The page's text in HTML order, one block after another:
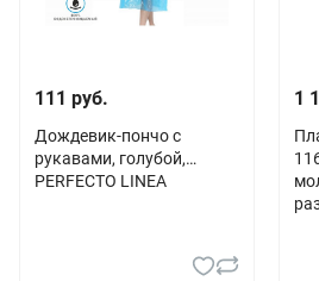
111 руб.
Дождевик-пончо c
рукавами, голубой,
PERFECTO LINEA
1